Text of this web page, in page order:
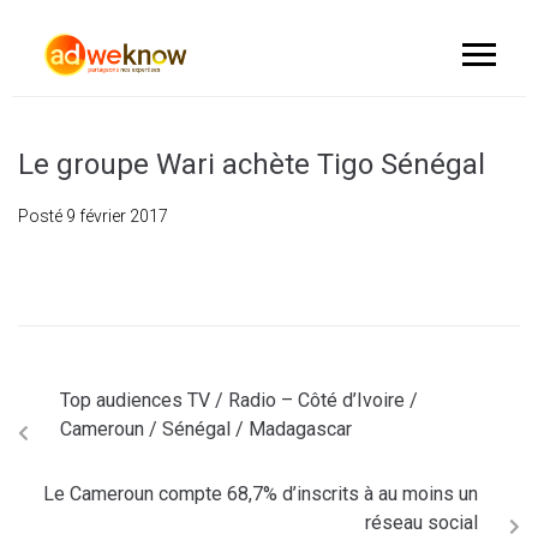
Le groupe Wari achète Tigo Sénégal
Posté 9 février 2017
Top audiences TV / Radio – Côté d’Ivoire /
Cameroun / Sénégal / Madagascar
Le Cameroun compte 68,7% d’inscrits à au moins un
réseau social